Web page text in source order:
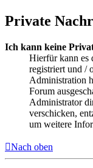
Private
Ich kann keine
Hierfür kann es
registriert und /
Administration
Forum
Administrator
verschicken,
um weitere
Nach oben